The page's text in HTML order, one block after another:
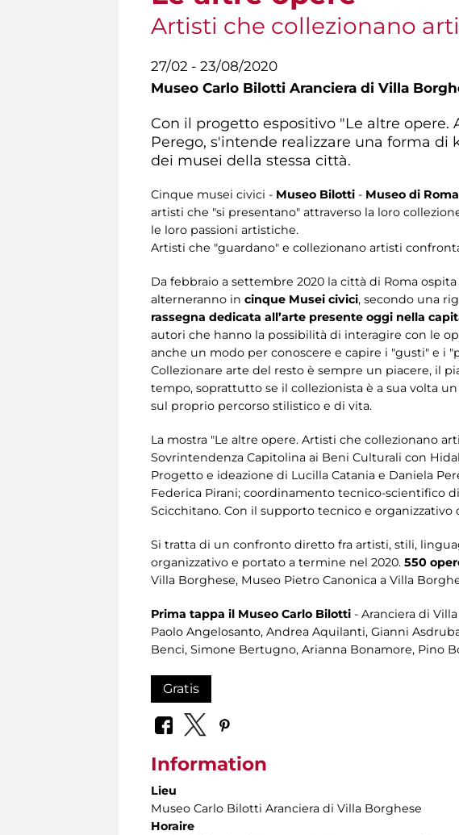
Artisti che collezionano
27/02 - 23/08/2020
Museo Carlo Bilotti Aranciera di Villa
Con il progetto espositivo "Le altre
Perego, s'intende realizzare una forma
dei musei della stessa città.
Cinque musei civici - Museo Bilotti - Museo di
artisti che "si presentano" attraverso la loro
le loro passioni artistiche.
Artisti che "guardano" e collezionano artisti
Da febbraio a settembre 2020 la città di Roma
alterneranno in cinque Musei civici, secondo una
rassegna dedicata all’arte presente oggi nella
autori che hanno la possibilità di interagire con le
anche un modo per conoscere e capire i "gusti" e i
Collezionare arte del resto è sempre un piacere, il
tempo, soprattutto se il collezionista è a sua volta
sul proprio percorso stilistico e di vita.
La mostra "Le altre opere. Artisti che collezionano
Sovrintendenza Capitolina ai Beni Culturali con
Progetto e ideazione di Lucilla Catania e Daniela
Federica Pirani; coordinamento tecnico-scientifico
Scicchitano. Con il supporto tecnico e organizzativo
Si tratta di un confronto diretto fra artisti, stili,
organizzativo e portato a termine nel 2020. 550
Villa Borghese, Museo Pietro Canonica a Villa
Prima tappa il Museo Carlo Bilotti - Aranciera di
Paolo Angelosanto, Andrea Aquilanti, Gianni
Benci, Simone Bertugno, Arianna Bonamore, Pino
Gratis
Information
Lieu
Museo Carlo Bilotti Aranciera di Villa Borghese
Horaire